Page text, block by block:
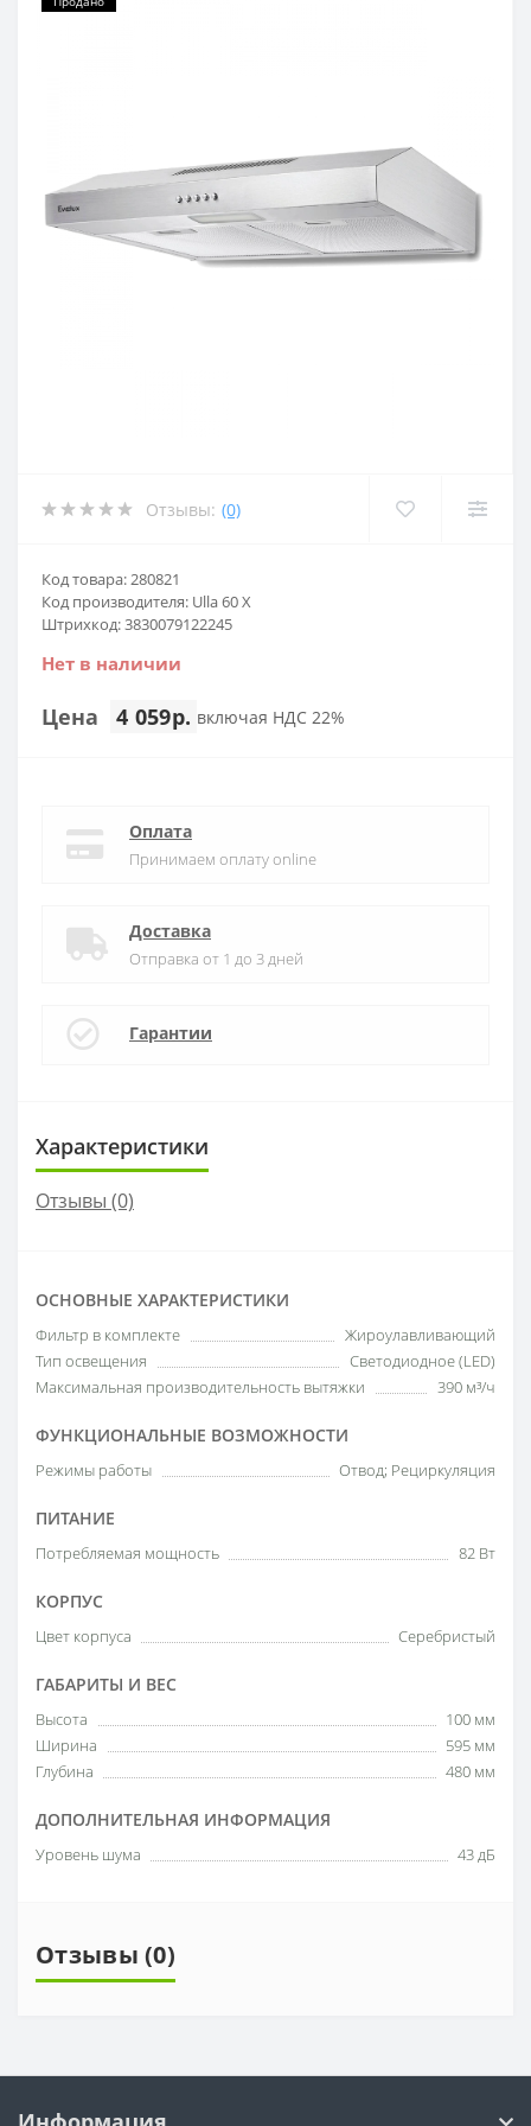
Отзывы: (0)
Код товара: 280821
Код производителя: Ulla 60 X
Штрихкод: 3830079122245
Нет в наличии
Цена 4 059р. включая НДС 22%
Оплата
Принимаем оплату online
Доставка
Отправка от 1 до 3 дней
Гарантии
Характеристики
Отзывы (0)
ОСНОВНЫЕ ХАРАКТЕРИСТИКИ
Фильтр в комплекте
Жироулавливающий
Тип освещения
Светодиодное (LED)
Максимальная производительность вытяжки
390 м³/ч
ФУНКЦИОНАЛЬНЫЕ ВОЗМОЖНОСТИ
Режимы работы Отвод; Рециркуляция
ПИТАНИЕ
Потребляемая мощность 82 Вт
КОРПУС
Цвет корпуса Серебристый
ГАБАРИТЫ И ВЕС
Высота
100 мм
Ширина
595 мм
Глубина
480 мм
ДОПОЛНИТЕЛЬНАЯ ИНФОРМАЦИЯ
Уровень шума 43 дБ
Отзывы (0)